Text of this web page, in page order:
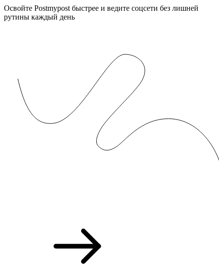
Освойте Postmypost быстрее и ведите соцсети без лишней
рутины каждый день